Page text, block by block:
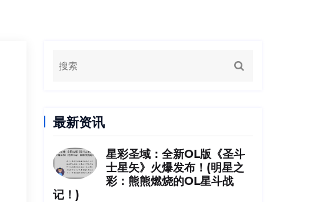
最新资讯
星彩圣域：全新OL版《圣斗
士星矢》火爆发布！(明星之
彩：熊熊燃烧的OL星斗战
记！)